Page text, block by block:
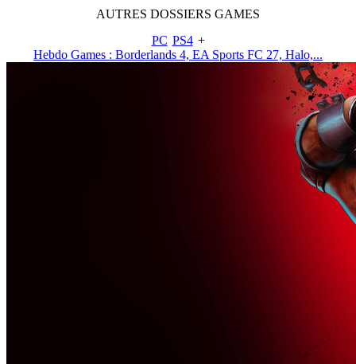
AUTRES DOSSIERS GAMES
PC PS4 +
Hebdo Games : Borderlands 4, EA Sports FC 27, Halo,...